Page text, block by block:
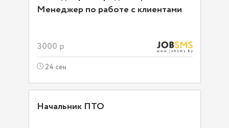
Менеджер по работе с клиентами
3000 р
24 сен
Начальник ПТО